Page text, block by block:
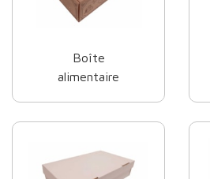
Boîte
alimentaire